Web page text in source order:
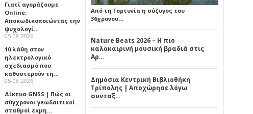
Γιατί αγοράζουμε
Online;
Αποκωδικοποιώντας την
ψυχολογί…
05-08-2026
10 λάθη στον
ηλεκτρολογικό
σχεδιασμό που
καθυστερούν τη…
05-08-2026
Δίκτυα GNSS | Πώς οι
σύγχρονοι γεωδαιτικοί
σταθμοί εκμη…
Από τη Γορτυνία η σύζυγος του
36χρονου…
Nature Beats 2026 – Η πιο
καλοκαιρινή μουσική βραδιά στις
Αρ…
Δημόσια Κεντρική Βιβλιοθήκη
Τρίπολης | Αποχώρησε λόγω
συνταξ…